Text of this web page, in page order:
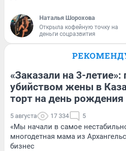
Наталья Шорохова
Открыла кофейную точку на
деньги соцразвития
«Заказали на 3-летие»:
убийством жены в
торт на день
5 августа 17 334 5
«Мы начали в самое
многодетная мама из
бизнес